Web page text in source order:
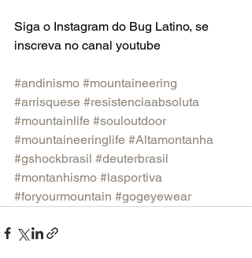
Siga o Instagram do Bug Latino, se
inscreva no canal youtube
#andinismo #mountaineering
#arrisquese #resistenciaabsoluta
#mountainlife #souloutdoor
#mountaineeringlife #Altamontanha
#gshockbrasil #deuterbrasil
#montanhismo #lasportiva
#foryourmountain #gogeyewear